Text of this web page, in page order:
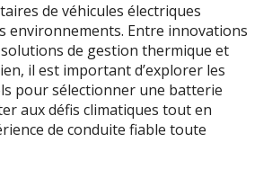
de véhicules électriques
environnements. Entre innovations
de gestion thermique et
il est important d’explorer les
pour sélectionner une batterie
aux défis climatiques tout en
de conduite fiable toute